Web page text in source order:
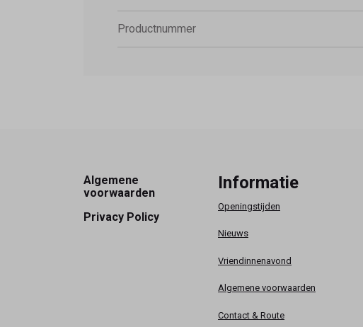
Productnummer
Footer
Algemene
voorwaarden
Privacy Policy
Informatie
Openingstijden
Nieuws
Vriendinnenavond
Algemene voorwaarden
Contact & Route